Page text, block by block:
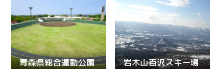
青森県総合運動公園 岩木山百沢スキー場